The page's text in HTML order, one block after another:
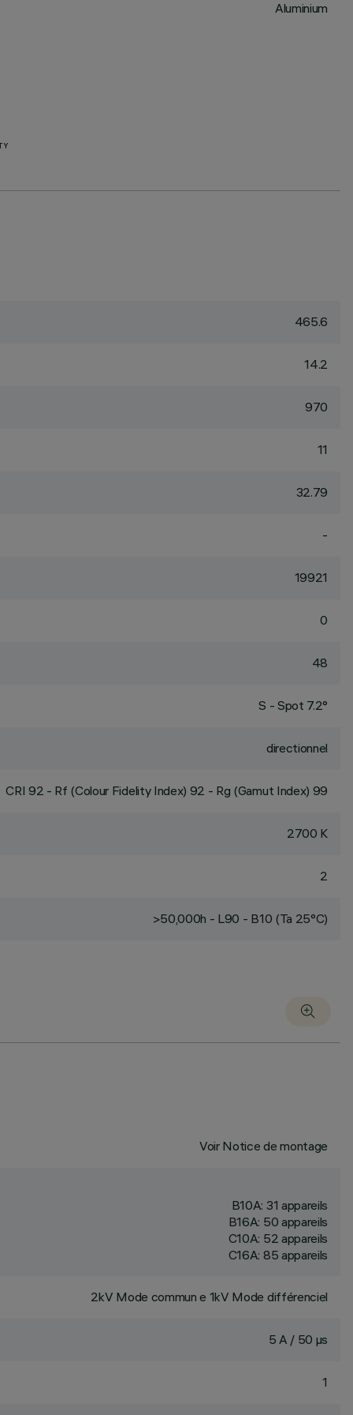
Aluminium
465.6
14.2
970
11
32.79
-
19921
0
48
S - Spot 7.2°
directionnel
CRI 92 - Rf (Colour Fidelity Index) 92 - Rg (Gamut Index) 99
2700 K
2
>50,000h - L90 - B10 (Ta 25°C)
Voir Notice de montage
B10A: 31 appareils
B16A: 50 appareils
C10A: 52 appareils
C16A: 85 appareils
2kV Mode commun e 1kV Mode différenciel
5 A / 50 µs
1